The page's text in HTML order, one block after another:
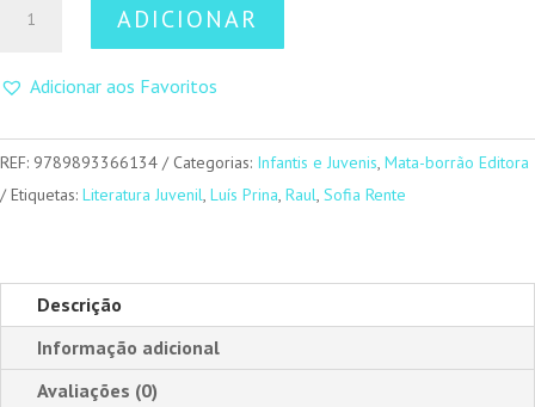
-
e
Cala
ADICIONAR
Adicionar aos Favoritos
REF: 9789893366134 Categorias: Infantis e Juvenis, Mata-borrão Editora
Etiquetas: Literatura Juvenil, Luís Prina, Raul, Sofia Rente
Descrição
Informação adicional
Avaliações (0)